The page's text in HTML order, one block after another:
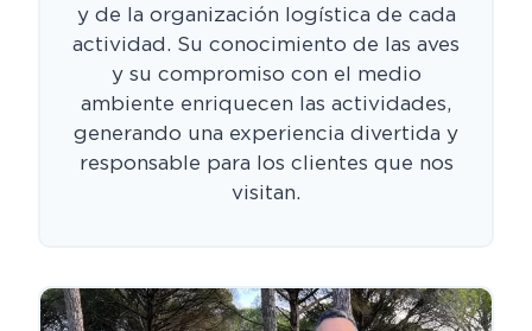
y de la organización logística de cada
actividad. Su conocimiento de las aves
y su compromiso con el medio
ambiente enriquecen las actividades,
generando una experiencia divertida y
responsable para los clientes que nos
visitan.